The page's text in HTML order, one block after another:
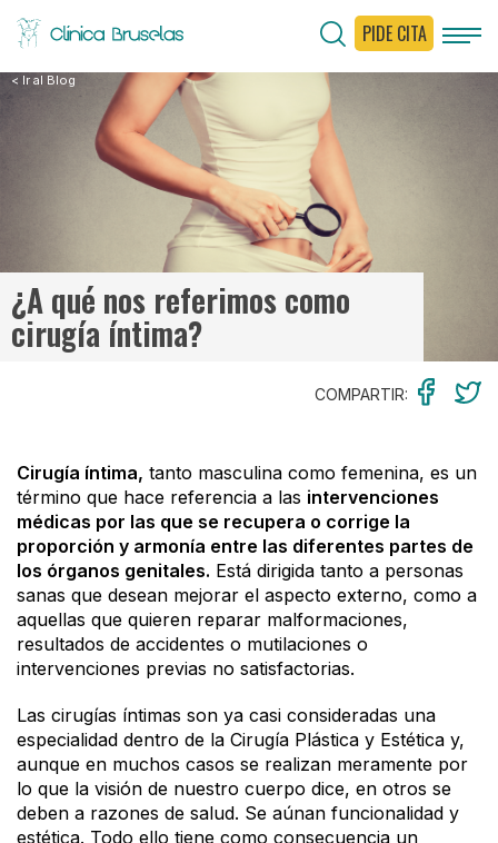
PIDE CITA
< Ir al Blog
¿A qué nos referimos como
cirugía íntima?
COMPARTIR:
Cirugía íntima, tanto masculina como femenina, es un
término que hace referencia a las intervenciones
médicas por las que se recupera o corrige la
proporción y armonía entre las diferentes partes de
los órganos genitales. Está dirigida tanto a personas
sanas que desean mejorar el aspecto externo, como a
aquellas que quieren reparar malformaciones,
resultados de accidentes o mutilaciones o
intervenciones previas no satisfactorias.
Las cirugías íntimas son ya casi consideradas una
especialidad dentro de la Cirugía Plástica y Estética y,
aunque en muchos casos se realizan meramente por
lo que la visión de nuestro cuerpo dice, en otros se
deben a razones de salud. Se aúnan funcionalidad y
estética. Todo ello tiene como consecuencia un